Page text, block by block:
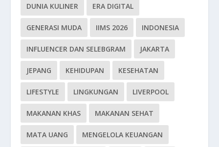
DUNIA KULINER ERA DIGITAL
GENERASI MUDA IIMS 2026 INDONESIA
INFLUENCER DAN SELEBGRAM JAKARTA
JEPANG KEHIDUPAN KESEHATAN
LIFESTYLE LINGKUNGAN LIVERPOOL
MAKANAN KHAS MAKANAN SEHAT
MATA UANG MENGELOLA KEUANGAN